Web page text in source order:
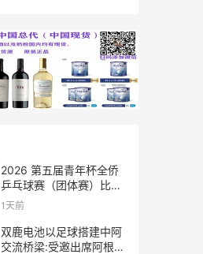
2026 第五届青年杯全侨
乒乓球赛（团体赛）比赛
规则
1天前
双鹿电池以足球搭建中阿
交流桥梁:受邀出席阿根廷